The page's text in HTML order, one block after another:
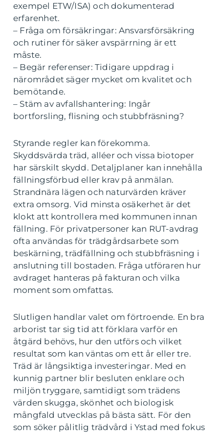
exempel ETW/ISA) och dokumenterad
erfarenhet.
– Fråga om försäkringar: Ansvarsförsäkring
och rutiner för säker avspärrning är ett
måste.
– Begär referenser: Tidigare uppdrag i
närområdet säger mycket om kvalitet och
bemötande.
– Stäm av avfallshantering: Ingår
bortforsling, flisning och stubbfräsning?
Styrande regler kan förekomma.
Skyddsvärda träd, alléer och vissa biotoper
har särskilt skydd. Detaljplaner kan innehålla
fällningsförbud eller krav på anmälan.
Strandnära lägen och naturvärden kräver
extra omsorg. Vid minsta osäkerhet är det
klokt att kontrollera med kommunen innan
fällning. För privatpersoner kan RUT-avdrag
ofta användas för trädgårdsarbete som
beskärning, trädfällning och stubbfräsning i
anslutning till bostaden. Fråga utföraren hur
avdraget hanteras på fakturan och vilka
moment som omfattas.
Slutligen handlar valet om förtroende. En bra
arborist tar sig tid att förklara varför en
åtgärd behövs, hur den utförs och vilket
resultat som kan väntas om ett år eller tre.
Träd är långsiktiga investeringar. Med en
kunnig partner blir besluten enklare och
miljön tryggare, samtidigt som trädens
värden skugga, skönhet och biologisk
mångfald utvecklas på bästa sätt. För den
som söker pålitlig trädvård i Ystad med fokus